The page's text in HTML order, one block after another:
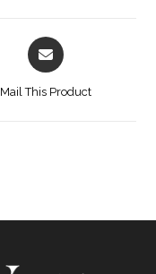
Opens
in
Mail This Product